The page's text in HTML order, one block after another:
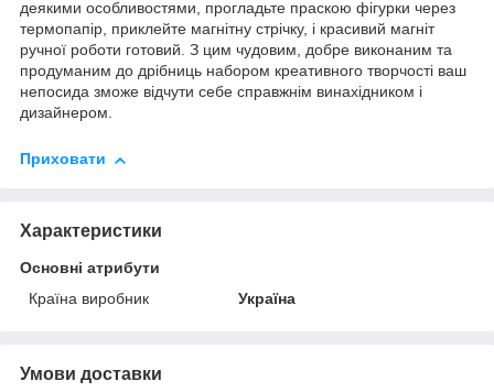
деякими особливостями, прогладьте праскою фігурки через
термопапір, приклейте магнітну стрічку, і красивий магніт
ручної роботи готовий. З цим чудовим, добре виконаним та
продуманим до дрібниць набором креативного творчості ваш
непосида зможе відчути себе справжнім винахідником і
дизайнером.
Приховати
Характеристики
Основні атрибути
Країна виробник
Україна
Умови доставки